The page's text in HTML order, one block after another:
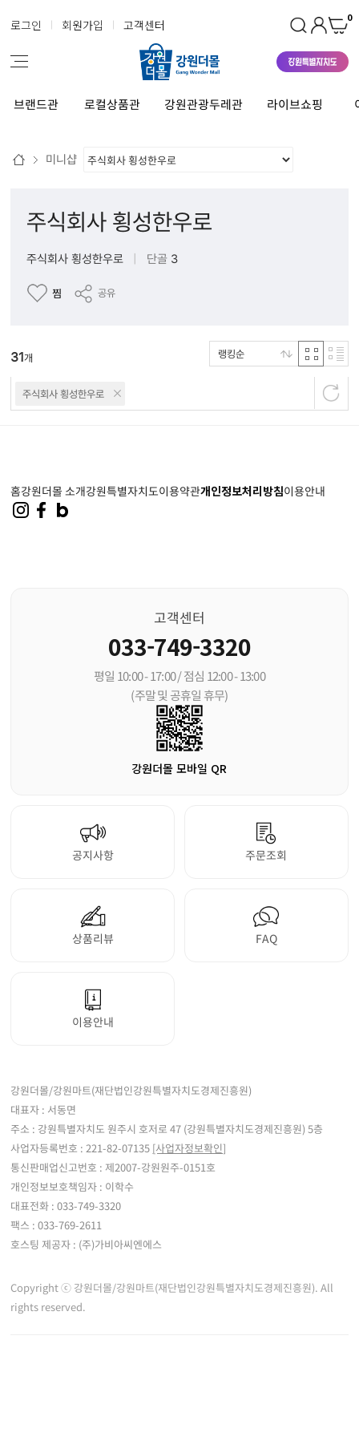
로그인 회원가입 고객센터 0
브랜드관 로컬상품관 강원관광두레관 라이브쇼핑
미니샵
주식회사 횡성한우로
주식회사 횡성한우로 단골 3
찜 공유
주식회사 횡성한우로
31개 랭킹순
홈강원더몰 소개강원특별자치도이용약관개인정보처리방침이용안내
고객센터
033-749-3320
평일 10:00 - 17:00 / 점심 12:00 - 13:00
(주말 및 공휴일 휴무)
강원더몰 모바일 QR
공지사항 주문조회
상품리뷰 FAQ
이용안내
강원더몰/강원마트(재단법인강원특별자치도경제진흥원)
대표자 : 서동면
주소 : 강원특별자치도 원주시 호저로 47 (강원특별자치도경제진흥원) 5층
사업자등록번호 : 221-82-07135 [사업자정보확인]
통신판매업신고번호 : 제2007-강원원주-0151호
개인정보보호책임자 : 이학수
대표전화 : 033-749-3320
팩스 : 033-769-2611
호스팅 제공자 : (주)가비아씨엔에스
Copyright ⓒ 강원더몰/강원마트(재단법인강원특별자치도경제진흥원). All
rights reserved.